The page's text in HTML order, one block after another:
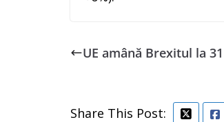
UE amână Brexitul la
Share This Post: